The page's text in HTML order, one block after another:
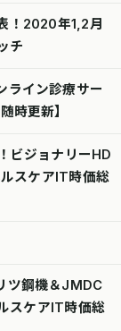
！2020年1,2月
チ
ライン診療サー
時更新】
ビジョナリーHD
スケアIT時価総
ツ鋼機＆JMDC
スケアIT時価総